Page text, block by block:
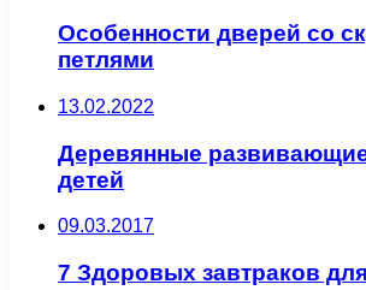
Особенности дверей со
петлями
13.02.2022
Деревянные
детей
09.03.2017
7 Здоровых завтраков